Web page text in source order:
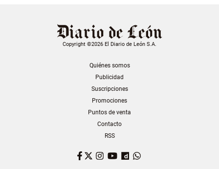
Copyright ©2026 El Diario de León S.A.
Quiénes somos
Publicidad
Suscripciones
Promociones
Puntos de venta
Contacto
RSS
Facebook
TwitterInstagram
YouTubeDailymotion